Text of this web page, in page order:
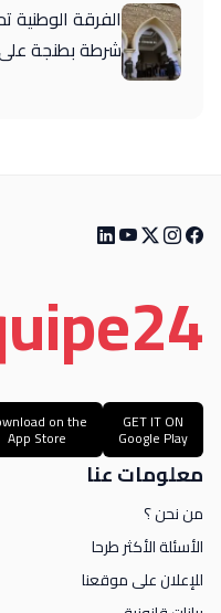
الفرقة
شرطة بطنجة
24
GET IT ON
Google Play
on the
App Store
معلومات عنا
من نحن ؟
الأسئلة الأكثر طرحا
للإعلان على موقعنا